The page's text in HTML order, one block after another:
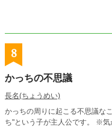
8
かっちの不思議
長名(ちょうめい)
かっちの周りに起こる不思議なこ
ち"という子が主人公です。 ※